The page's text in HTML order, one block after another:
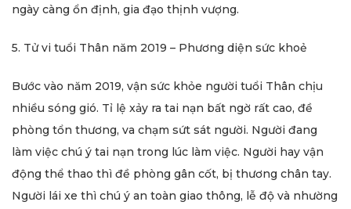
ngày càng ổn định, gia đạo thịnh vượng.
5. Tử vi tuổi Thân năm 2019 – Phương diện sức khoẻ
Bước vào năm 2019, vận sức khỏe người tuổi Thân chịu
nhiều sóng gió. Tỉ lệ xảy ra tai nạn bất ngờ rất cao, đề
phòng tổn thương, va chạm sứt sát người. Người đang
làm việc chú ý tai nạn trong lúc làm việc. Người hay vận
động thể thao thì đề phòng gân cốt, bị thương chân tay.
Người lái xe thì chú ý an toàn giao thông, lễ độ và nhường